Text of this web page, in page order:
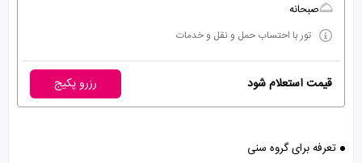
صبحانه
تور با احتساب حمل و نقل و خدمات
قیمت استعلام شود رزرو پکیج
تعرفه برای گروه سنی